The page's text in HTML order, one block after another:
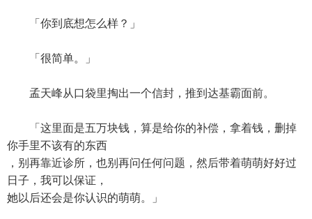
「你到底想怎么样？」
「很简单。」
孟天峰从口袋里掏出一个信封，推到达基霸面前。
「这里面是五万块钱，算是给你的补偿，拿着钱，删掉
你手里不该有的东西
，别再靠近诊所，也别再问任何问题，然后带着萌萌好好过
日子，我可以保证，
她以后还会是你认识的萌萌。」